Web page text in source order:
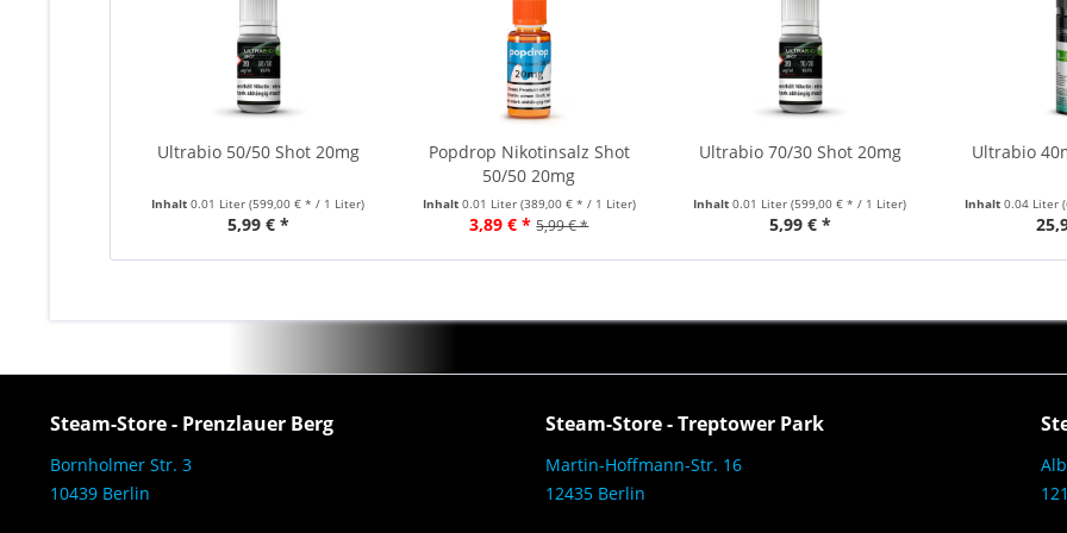
Ultrabio 50/50 Shot 20mg
Inhalt0.01 Liter(599,00 € * / 1 Liter)
5,99 € *
Popdrop Nikotinsalz Shot
50/50 20mg
Inhalt 0.01 Liter (389,00 € * / 1 Liter)
3,89 € * 5,99 € *
Ultrabio 70/30 Shot 20mg
Inhalt0.01 Liter(599,00 € * / 1 Liter)
5,99 € *
Ultrabio
Inhalt0.04 Liter
Steam-Store - Prenzlauer Berg
Bornholmer Str. 3
10439 Berlin
Steam-Store - Treptower Park
Martin-Hoffmann-Str. 16
12435 Berlin